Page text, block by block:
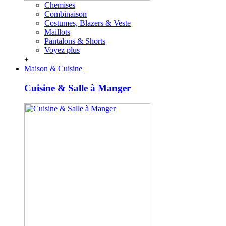
Chemises
Combinaison
Costumes, Blazers & Veste
Maillots
Pantalons & Shorts
Voyez plus
+
Maison & Cuisine
Cuisine & Salle à Manger